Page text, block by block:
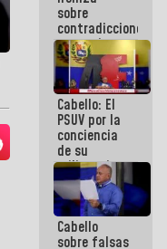
que viene
hay
programa
sobre
contradicciones
y mentiras
de María
Machado:
¡Créanle!
Cabello: El
PSUV por la
conciencia
de su
militancia
es la
organización
política más
sólida de
Venezuela
Cabello
sobre falsas